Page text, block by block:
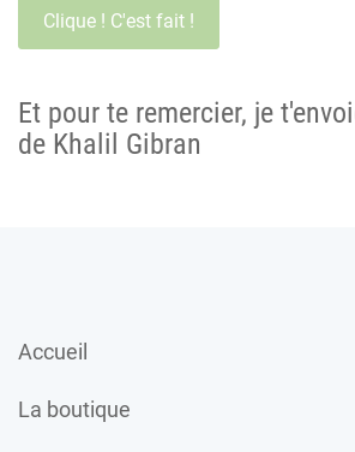
Et pour te remercier, je
de Khalil Gibran
Accueil
La boutique